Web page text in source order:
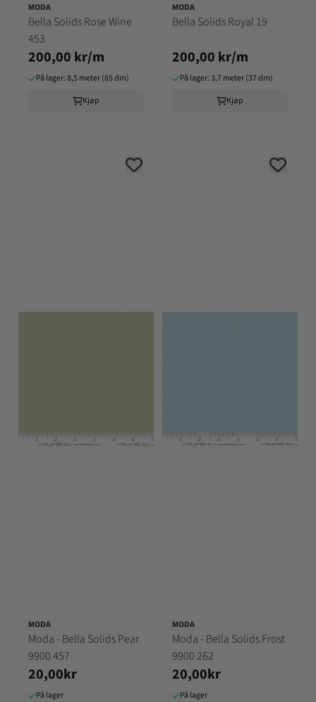
MODA
Bella Solids Rose Wine
453
200,00 kr/m
På lager: 8,5 meter (85 dm)
Kjøp
MODA
Bella Solids Royal 19
200,00 kr/m
På lager: 3,7 meter (37 dm)
Kjøp
MODA
Moda - Bella Solids Pear
9900 457
20,00kr
På lager
MODA
Moda - Bella Solids Frost
9900 262
20,00kr
På lager